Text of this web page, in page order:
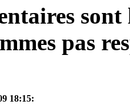
pas
18:15: